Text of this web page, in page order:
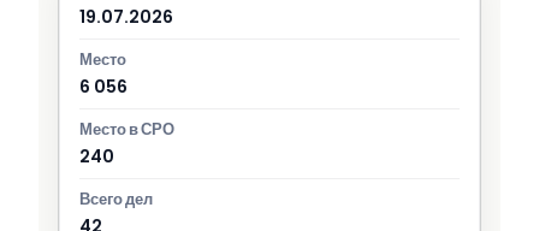
19.07.2026
6 056
240
42